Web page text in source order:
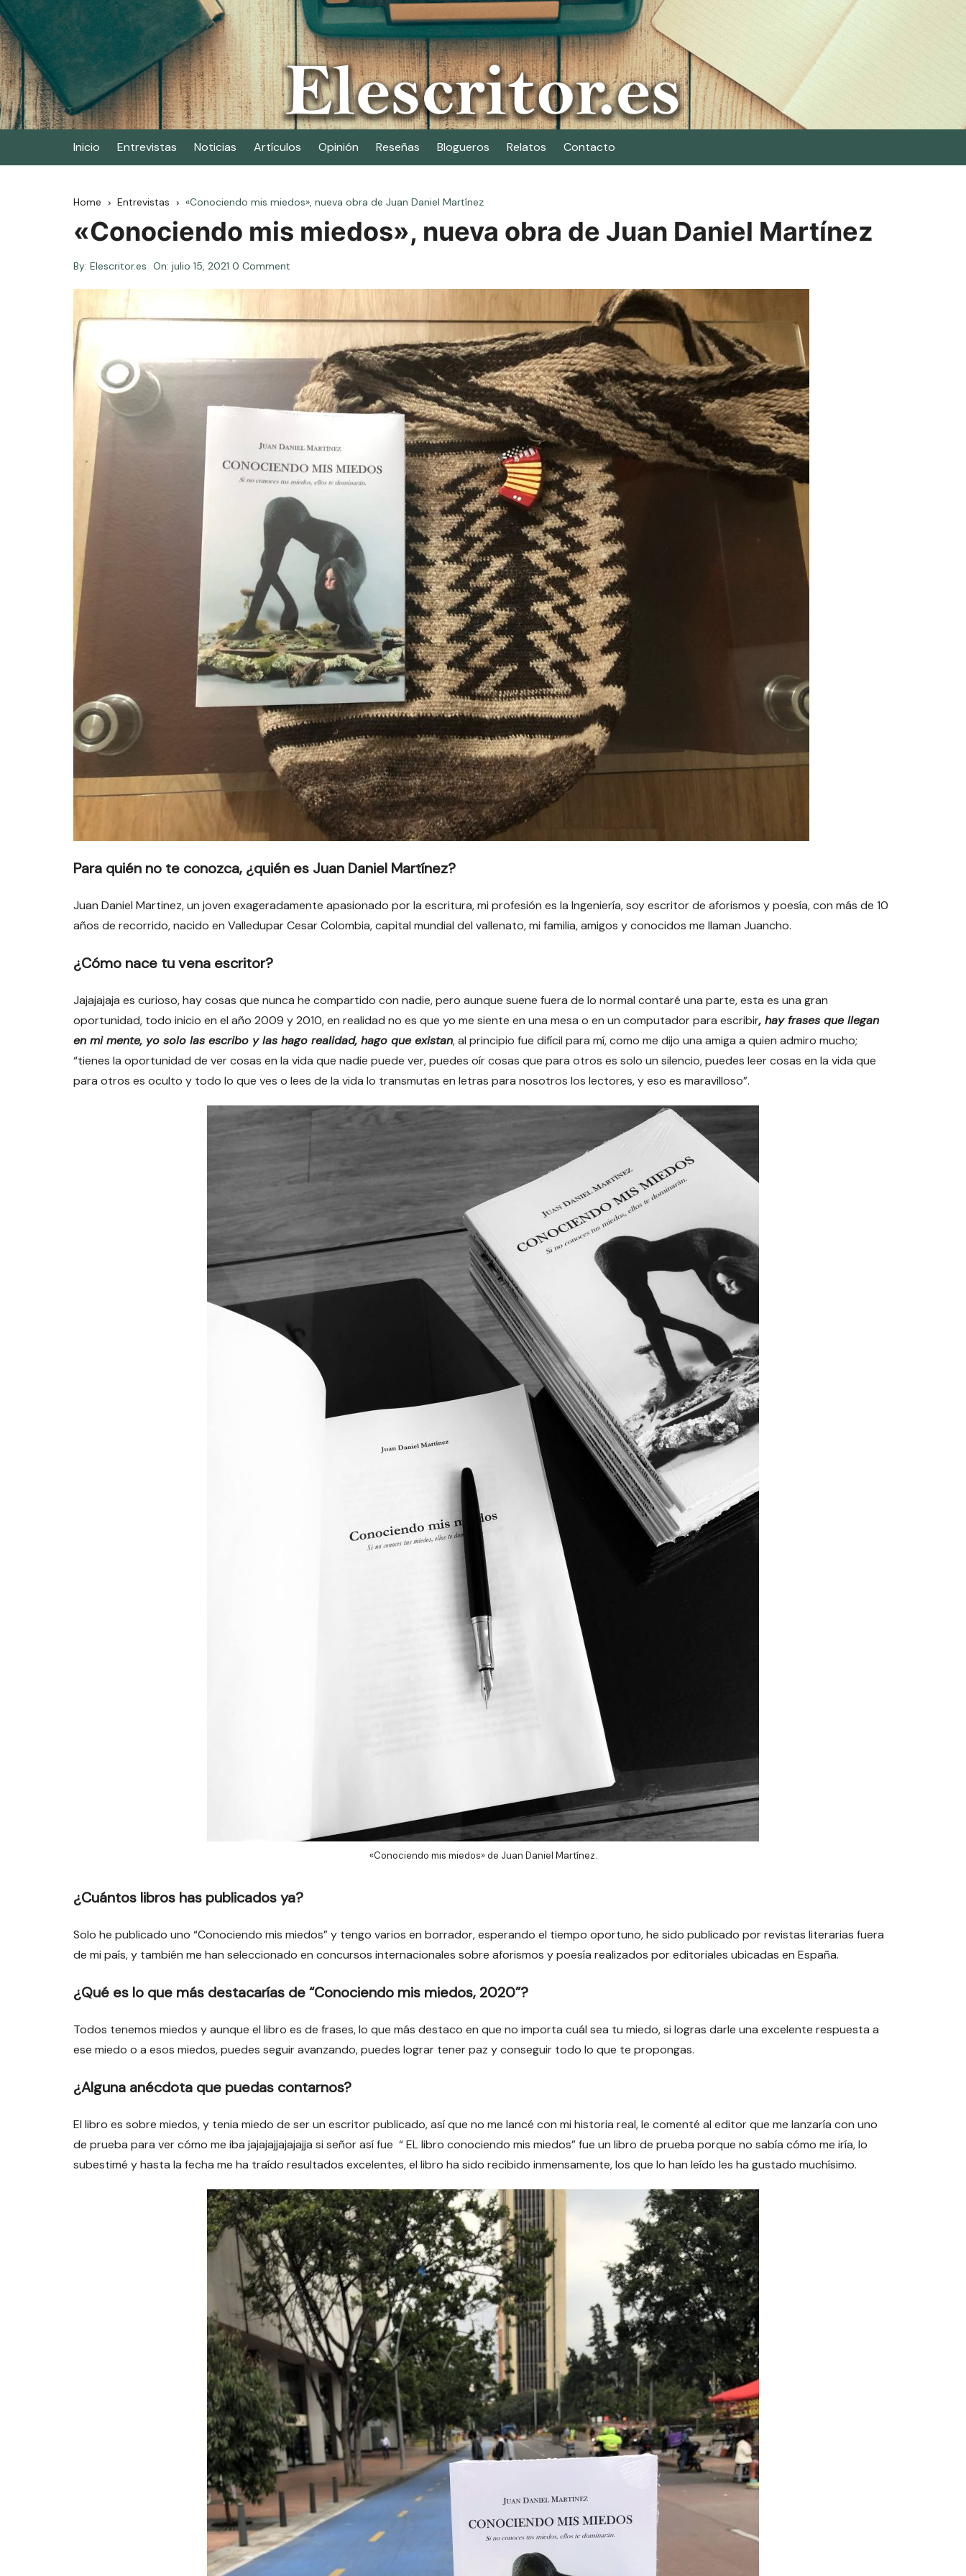
Skip
to
content
Elescritor.es
El periódico digital de los escritores
Inicio Entrevistas Noticias Artículos Opinión Reseñas Blogueros Relatos Contacto
Home Entrevistas «Conociendo mis miedos», nueva obra de Juan Daniel Martínez
«Conociendo mis miedos», nueva obra de Juan Daniel Martínez
By: Elescritor.es On: julio 15, 2021 0 Comment
Para quién no te conozca, ¿quién es Juan Daniel Martínez?
Juan Daniel Martinez, un joven exageradamente apasionado por la escritura, mi profesión es la Ingeniería, soy escritor de aforismos y poesía, con más de 10
años de recorrido, nacido en Valledupar Cesar Colombia, capital mundial del vallenato, mi familia, amigos y conocidos me llaman Juancho.
¿Cómo nace tu vena escritor?
Jajajajaja es curioso, hay cosas que nunca he compartido con nadie, pero aunque suene fuera de lo normal contaré una parte, esta es una gran
oportunidad, todo inicio en el año 2009 y 2010, en realidad no es que yo me siente en una mesa o en un computador para escribir, hay frases que llegan
en mi mente, yo solo las escribo y las hago realidad, hago que existan, al principio fue difícil para mí, como me dijo una amiga a quien admiro mucho;
“tienes la oportunidad de ver cosas en la vida que nadie puede ver, puedes oír cosas que para otros es solo un silencio, puedes leer cosas en la vida que
para otros es oculto y todo lo que ves o lees de la vida lo transmutas en letras para nosotros los lectores, y eso es maravilloso”.
«Conociendo mis miedos» de Juan Daniel Martínez.
¿Cuántos libros has publicados ya?
Solo he publicado uno “Conociendo mis miedos” y tengo varios en borrador, esperando el tiempo oportuno, he sido publicado por revistas literarias fuera
de mi país, y también me han seleccionado en concursos internacionales sobre aforismos y poesía realizados por editoriales ubicadas en España.
¿Qué es lo que más destacarías de “Conociendo mis miedos, 2020”?
Todos tenemos miedos y aunque el libro es de frases, lo que más destaco en que no importa cuál sea tu miedo, si logras darle una excelente respuesta a
ese miedo o a esos miedos, puedes seguir avanzando, puedes lograr tener paz y conseguir todo lo que te propongas.
¿Alguna anécdota que puedas contarnos?
El libro es sobre miedos, y tenia miedo de ser un escritor publicado, así que no me lancé con mi historia real, le comenté al editor que me lanzaría con uno
de prueba para ver cómo me iba jajajajjajajajja si señor así fue “ EL libro conociendo mis miedos” fue un libro de prueba porque no sabía cómo me iría, lo
subestimé y hasta la fecha me ha traído resultados excelentes, el libro ha sido recibido inmensamente, los que lo han leído les ha gustado muchísimo.